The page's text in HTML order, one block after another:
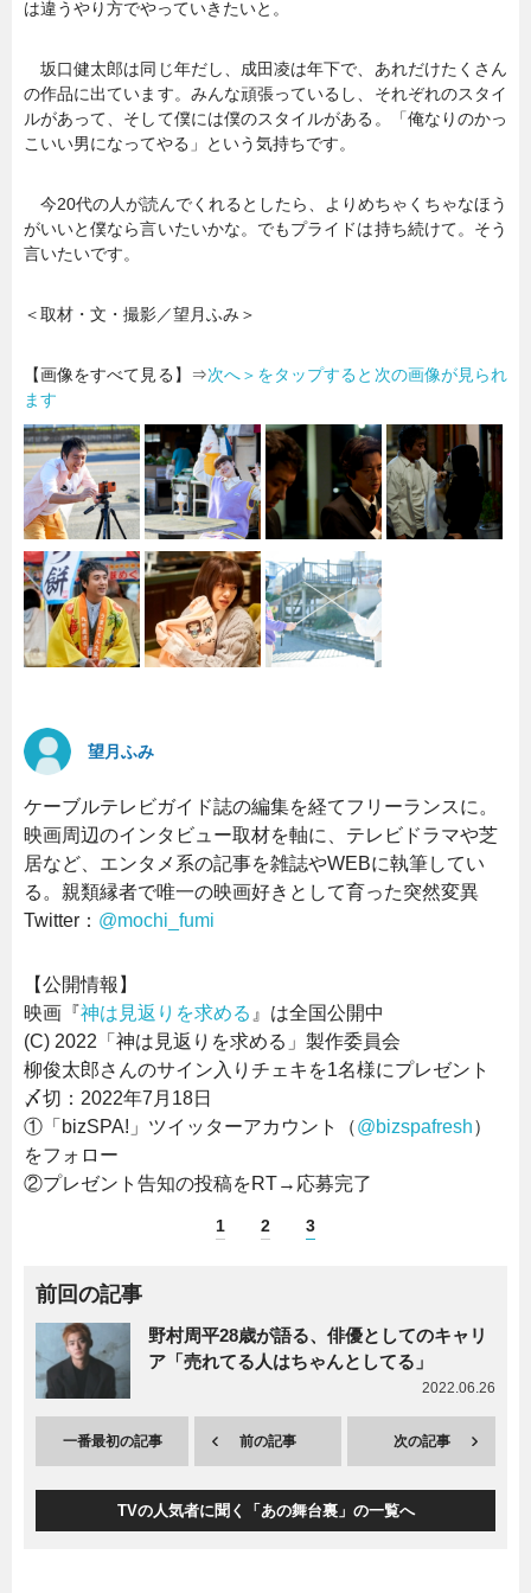
は違うやり方でやっていきたいと。
坂口健太郎は同じ年だし、成田凌は年下で、あれだけたくさん
の作品に出ています。みんな頑張っているし、それぞれのスタイ
ルがあって、そして僕には僕のスタイルがある。「俺なりのかっ
こいい男になってやる」という気持ちです。
今20代の人が読んでくれるとしたら、よりめちゃくちゃなほう
がいいと僕なら言いたいかな。でもプライドは持ち続けて。そう
言いたいです。
＜取材・文・撮影／望月ふみ＞
【画像をすべて見る】⇒次へ＞をタップすると次の画像が見られ
ます
望月ふみ
ケーブルテレビガイド誌の編集を経てフリーランスに。
映画周辺のインタビュー取材を軸に、テレビドラマや芝
居など、エンタメ系の記事を雑誌やWEBに執筆してい
る。親類縁者で唯一の映画好きとして育った突然変異
Twitter： @mochi_fumi
【公開情報】
映画『神は見返りを求める 』は全国公開中
(C) 2022「神は見返りを求める」製作委員会
柳俊太郎さんのサイン入りチェキを1名様にプレゼント
〆切：2022年7月18日
①「bizSPA!」ツイッターアカウント（@bizspafresh）
をフォロー
②プレゼント告知の投稿をRT→応募完了
1 2 3
前回の記事
野村周平28歳が語る、俳優としてのキャリ
ア「売れてる人はちゃんとしてる」
2022.06.26
一番最初の記事 前の記事 次の記事
TVの人気者に聞く「あの舞台裏」の一覧へ